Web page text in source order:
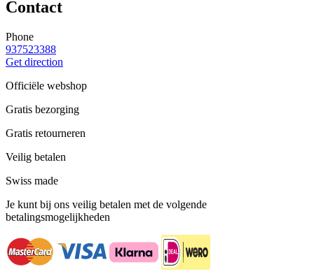
Contact
Phone
937523388
Get direction
Officiële webshop
Gratis bezorging
Gratis retourneren
Veilig betalen
Swiss made
Je kunt bij ons veilig betalen met de volgende
betalingsmogelijkheden